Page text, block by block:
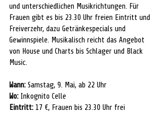
und unterschiedlichen Musikrichtungen. Für
Frauen gibt es bis 23.30 Uhr freien Eintritt und
Freiverzehr, dazu Getränkespecials und
Gewinnspiele. Musikalisch reicht das Angebot
von House und Charts bis Schlager und Black
Music.
Wann: Samstag, 9. Mai, ab 22 Uhr
Wo: Inkognito Celle
Eintritt: 17 €, Frauen bis 23.30 Uhr frei